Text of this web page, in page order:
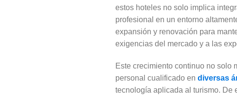
estos hoteles no solo implica
profesional en un entorno
expansión y renovación para
exigencias del mercado y a las
Este crecimiento continuo no solo
personal cualificado en diversas
tecnología aplicada al turismo. De